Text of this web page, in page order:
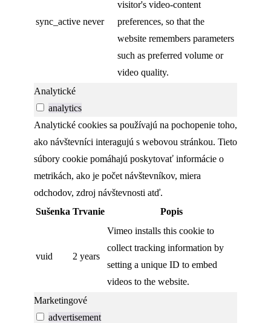
sync_active never
visitor's video-content
preferences, so that the
website remembers parameters
such as preferred volume or
video quality.
Analytické
analytics
Analytické cookies sa používajú na pochopenie toho,
ako návštevníci interagujú s webovou stránkou. Tieto
súbory cookie pomáhajú poskytovať informácie o
metrikách, ako je počet návštevníkov, miera
odchodov, zdroj návštevnosti atď.
Sušenka Trvanie Popis
vuid 2 years
Vimeo installs this cookie to
collect tracking information by
setting a unique ID to embed
videos to the website.
Marketingové
advertisement